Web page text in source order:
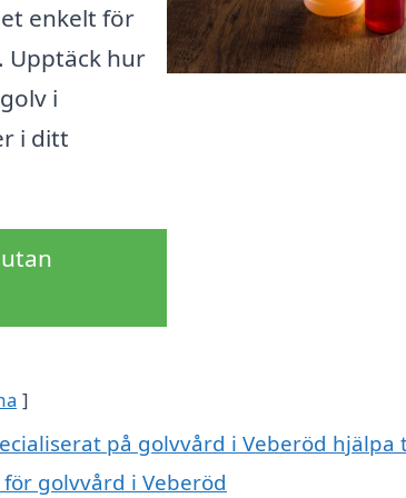
enkelt för
Upptäck hur
i
i ditt
på golvvård i Veberöd hjälpa
golvvård i Veberöd